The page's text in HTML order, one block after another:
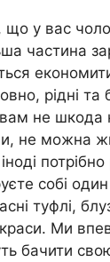
у вас
частина
рідні та
не шкода
не можна
собі
туфлі,
Ми
бачити